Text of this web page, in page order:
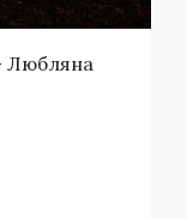
Любляна